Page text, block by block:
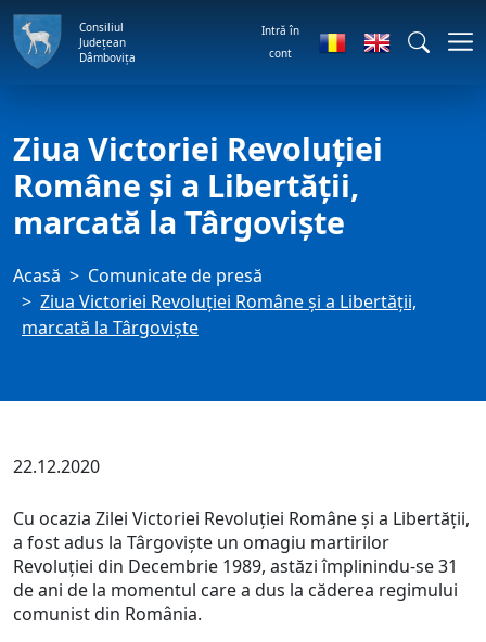
Consiliul
Județean
Dâmbovița
Intră în
cont
Ziua Victoriei Revoluției
Române și a Libertății,
marcată la Târgoviște
Acasă
Comunicate de presă
Ziua Victoriei Revoluției Române și a Libertății,
marcată la Târgoviște
22.12.2020
Cu ocazia Zilei Victoriei Revoluției Române și a Libertății,
a fost adus la Târgoviște un omagiu martirilor
Revoluției din Decembrie 1989, astăzi împlinindu-se 31
de ani de la momentul care a dus la căderea regimului
comunist din România.